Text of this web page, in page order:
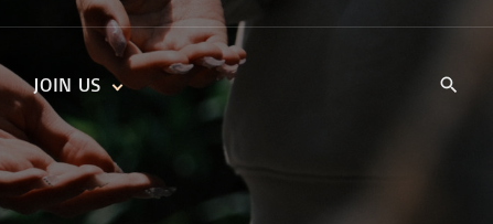
DAILY DEVOTIONALS
TRAILBLAZERS YOUTH
KIDS‘ DEVOTIONALS
JOIN US
KIDS’ CHURCH
TRAIIBLAZERS YOUTH
CELL GROUPS